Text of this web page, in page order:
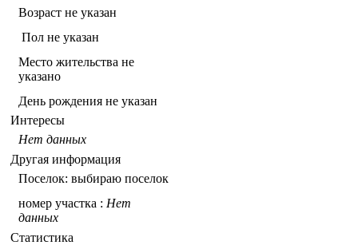
Возраст не указан
Пол не указан
Место жительства не
указано
День рождения не указан
Интересы
Нет данных
Другая информация
Поселок: выбираю поселок
номер участка : Нет
данных
Статистика